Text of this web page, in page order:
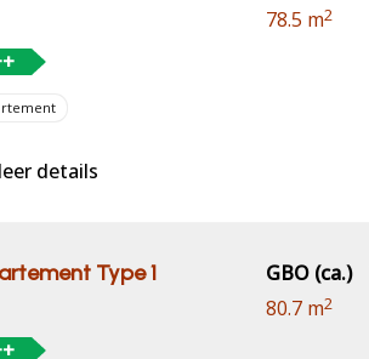
78.5 m2
details
Type 1
GBO (ca.)
80.7 m2